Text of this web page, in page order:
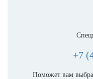
+7
Поможет вам